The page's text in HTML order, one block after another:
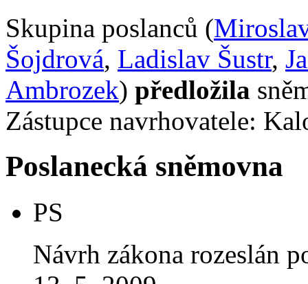
Skupina poslanců (
Šojdrová, Ladislav Šustr,
Ambrozek) předložila
Zástupce navrhovatele:
Poslanecká sněmovna
PS
Návrh zákona rozeslán